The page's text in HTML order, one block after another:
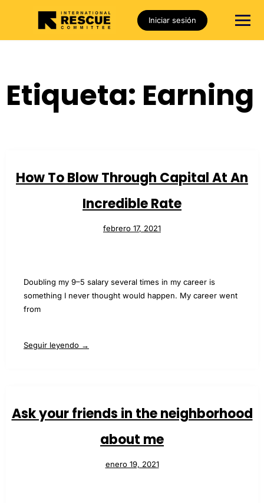
Iniciar sesión
Etiqueta: Earning
How To Blow Through Capital At An
Incredible Rate
febrero 17, 2021
Doubling my 9–5 salary several times in my career is
something I never thought would happen. My career went
from
Seguir leyendo →
Ask your friends in the neighborhood
about me
enero 19, 2021